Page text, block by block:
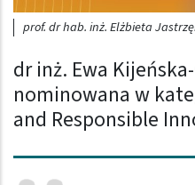
prof. dr hab. inż. Elżbieta
dr inż. Ewa
nominowana w
and Responsible